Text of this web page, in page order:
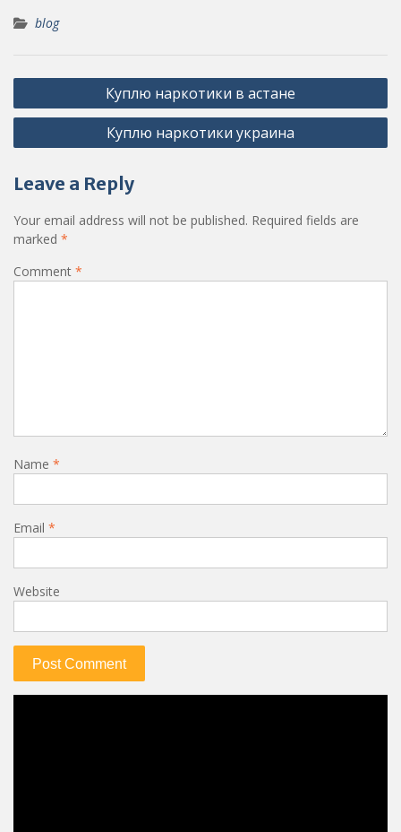
blog
Post
navigation
Куплю наркотики в астане
Куплю наркотики украина
Leave a Reply
Your email address will not be published. Required fields are
marked *
Comment *
Name *
Email *
Website